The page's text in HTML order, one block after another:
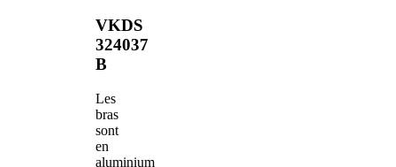
VKDS
324037
B
Les
bras
sont
en
aluminium